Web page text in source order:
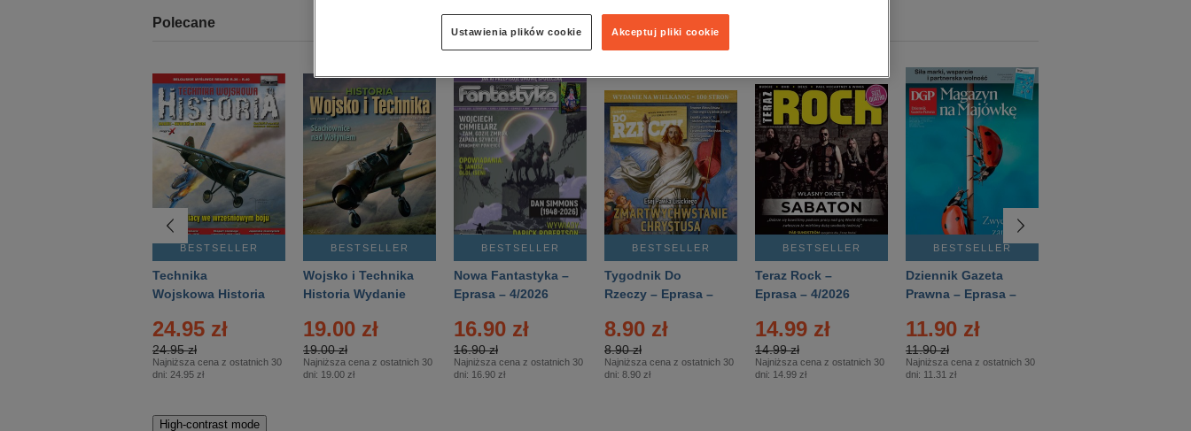
kobiece, lifestyle, kultura
zdrowie
religie
Polecane
BESTSELLER
Technika
Wojskowa Historia
24.95 zł
24.95 zł
Najniższa cena z ostatnich 30
dni: 24.95 zł
BESTSELLER
Wojsko i Technika
Historia Wydanie
– 2/2026
19.00 zł
19.00 zł
Najniższa cena z ostatnich 30
dni: 19.00 zł
BESTSELLER
Nowa Fantastyka –
Eprasa – 4/2026
16.90 zł
16.90 zł
Najniższa cena z ostatnich 30
dni: 16.90 zł
BESTSELLER
Tygodnik Do
Rzeczy – Eprasa –
8.90 zł
8.90 zł
Najniższa cena z ostatnich 30
dni: 8.90 zł
BESTSELLER
Teraz Rock –
Eprasa – 4/2026
14.99 zł
14.99 zł
Najniższa cena z ostatnich 30
dni: 14.99 zł
BESTSELLER
Dziennik Gazeta
Prawna – Eprasa –
11.90 zł
11.90 zł
Najniższa cena z ostatnich 30
dni: 11.31 zł
High-contrast mode
Akceptuj pliki cookie
Ustawienia plików cookie